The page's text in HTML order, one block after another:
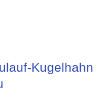
Kugelhahn